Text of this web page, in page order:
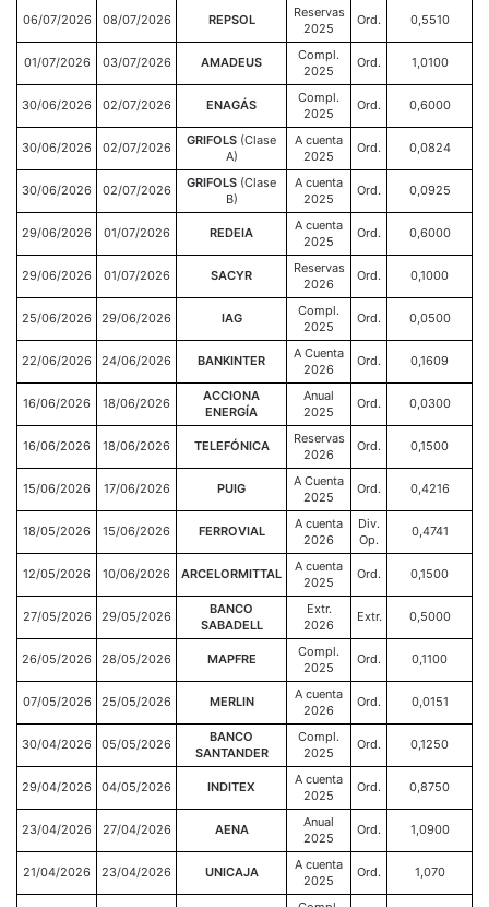
06/07/2026 08/07/2026 REPSOL
Reservas
2025
Ord. 0,5510
01/07/2026 03/07/2026 AMADEUS
Compl.
2025
Ord. 1,0100
30/06/2026 02/07/2026 ENAGÁS
Compl.
2025
Ord. 0,6000
30/06/2026 02/07/2026 GRIFOLS (Clase
A)
A cuenta
2025
Ord. 0,0824
30/06/2026 02/07/2026 GRIFOLS (Clase
B)
A cuenta
2025
Ord. 0,0925
29/06/2026 01/07/2026 REDEIA
A cuenta
2025
Ord. 0,6000
29/06/2026 01/07/2026 SACYR
Reservas
2026
Ord. 0,1000
25/06/2026 29/06/2026 IAG
Compl.
2025
Ord. 0,0500
22/06/2026 24/06/2026 BANKINTER
A Cuenta
2026
Ord. 0,1609
16/06/2026 18/06/2026
ACCIONA
ENERGÍA
Anual
2025
Ord. 0,0300
16/06/2026 18/06/2026 TELEFÓNICA
Reservas
2026
Ord. 0,1500
15/06/2026 17/06/2026 PUIG
A Cuenta
2025
Ord. 0,4216
18/05/2026 15/06/2026 FERROVIAL
A cuenta
2026
Div.
Op.
0,4741
12/05/2026 10/06/2026 ARCELORMITTAL
A cuenta
2025
Ord. 0,1500
27/05/2026 29/05/2026
BANCO
SABADELL
Extr.
2026
Extr. 0,5000
26/05/2026 28/05/2026 MAPFRE
Compl.
2025
Ord. 0,1100
07/05/2026 25/05/2026 MERLIN
A cuenta
2026
Ord. 0,0151
30/04/2026 05/05/2026
BANCO
SANTANDER
Compl.
2025
Ord. 0,1250
29/04/2026 04/05/2026 INDITEX
A cuenta
2025
Ord. 0,8750
23/04/2026 27/04/2026 AENA
Anual
2025
Ord. 1,0900
21/04/2026 23/04/2026 UNICAJA
A cuenta
2025
Ord. 1,070